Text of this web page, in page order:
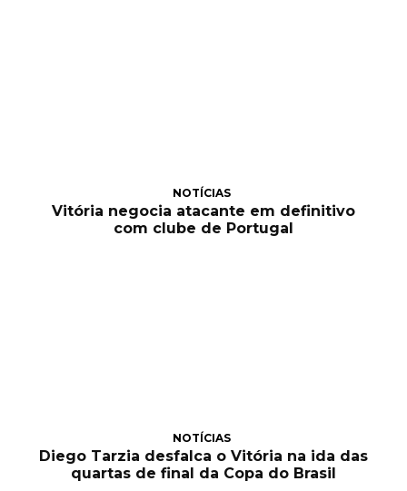
NOTÍCIAS
Vitória negocia atacante em definitivo
com clube de Portugal
NOTÍCIAS
Diego Tarzia desfalca o Vitória na ida das
quartas de final da Copa do Brasil